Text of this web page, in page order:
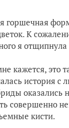
горшечная
К
я
кажется, это
история
оказались
совершенно
кисти.